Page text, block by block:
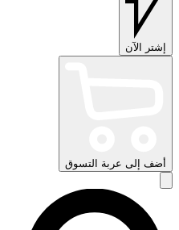
إشتر الآن
أضف إلى عربة التسوق